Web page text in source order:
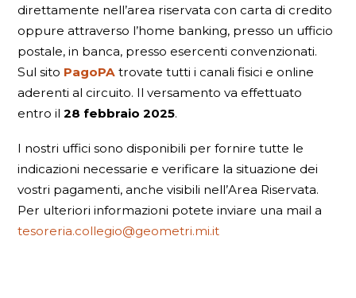
direttamente nell’area riservata con carta di credito
oppure attraverso l’home banking, presso un ufficio
postale, in banca, presso esercenti convenzionati.
Sul sito PagoPA trovate tutti i canali fisici e online
aderenti al circuito. Il versamento va effettuato
entro il28 febbraio 2025.
I nostri uffici sono disponibili per fornire tutte le
indicazioni necessarie e verificare la situazione dei
vostri pagamenti, anche visibili nell’Area Riservata.
Per ulteriori informazioni potete inviare una mail a
tesoreria.collegio@geometri.mi.it